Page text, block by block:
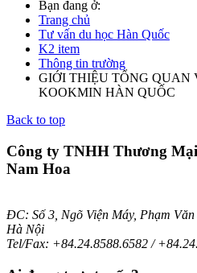
Bạn đang ở:
Trang chủ
Tư vấn du học Hàn Quốc
K2 item
Thông tin trường
GIỚI THIỆU TỔNG QUAN
KOOKMIN HÀN QUỐC
Back to top
Công ty TNHH Thương
Nam Hoa
ĐC: Số 3, Ngõ Viện Máy, Phạm
Hà Nội
Tel/Fax: +84.24.8588.6582 /